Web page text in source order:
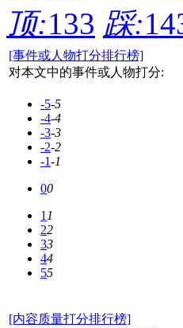
顶:133 踩:
[事件或人物打分排行榜]
对本文中的事件或人物打分:
-5-5
-4-4
-3-3
-2-2
-1-1
00
11
22
33
44
55
[内容质量打分排行榜]